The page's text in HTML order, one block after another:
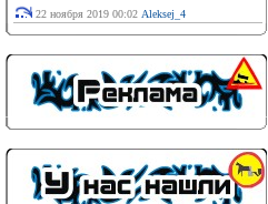
22 ноября 2019 00:02 Aleksej_4